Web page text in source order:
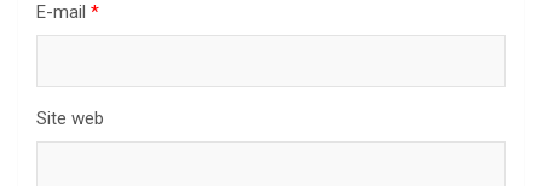
E-mail *
Site web